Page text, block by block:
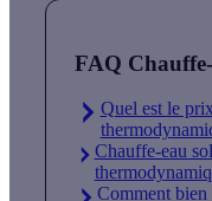
FAQ
Quel est le
Chauffe-eau
Comment bien